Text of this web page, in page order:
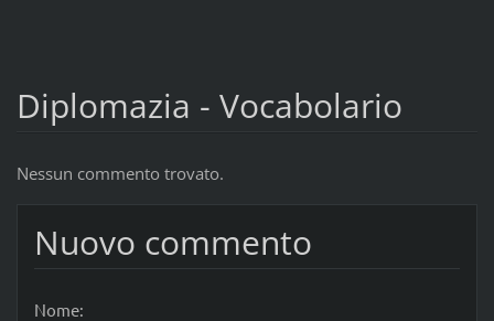
Diplomazia - Vocabolario
Nessun commento trovato.
Nuovo commento
Nome: